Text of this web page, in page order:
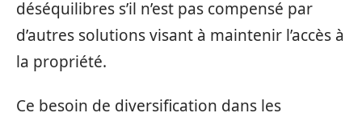
déséquilibres s’il n’est pas compensé par
d’autres solutions visant à maintenir l’accès à
la propriété.
Ce besoin de diversification dans les